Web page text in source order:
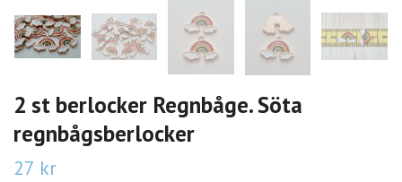
2 st berlocker Regnbåge. Söta
regnbågsberlocker
27 kr